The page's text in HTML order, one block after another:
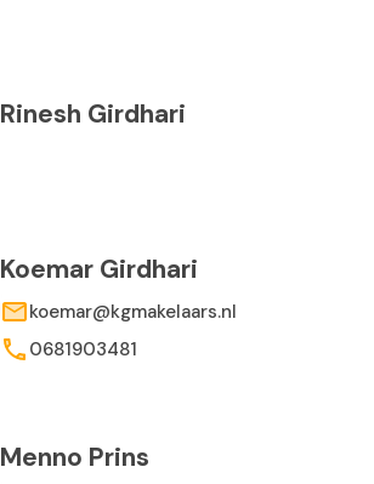
Rinesh Girdhari
Koemar Girdhari
koemar@kgmakelaars.nl
0681903481
Menno Prins